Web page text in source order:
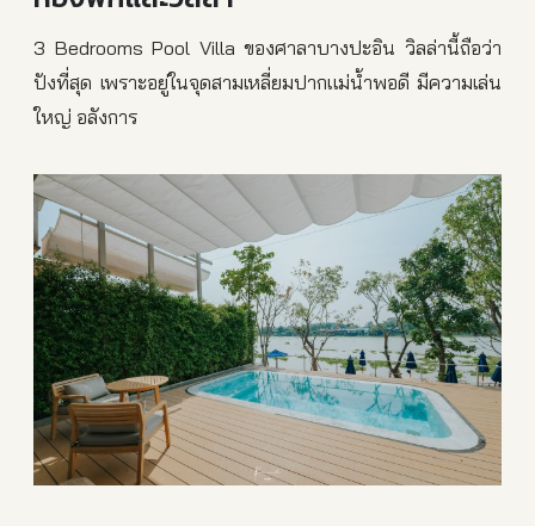
3 Bedrooms Pool Villa ของศาลาบางปะอิน วิลล่านี้ถือว่า
ปังที่สุด เพราะอยู่ในจุดสามเหลี่ยมปากแม่น้ำพอดี มีความเล่น
ใหญ่ อลังการ